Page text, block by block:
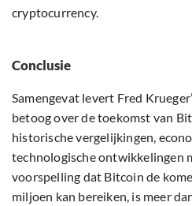
cryptocurrency.
Conclusie
Samengevat levert Fred
betoog over de toekomst van
historische vergelijkingen,
technologische ontwikkelingen
voorspelling dat Bitcoin de
miljoen kan bereiken, is meer